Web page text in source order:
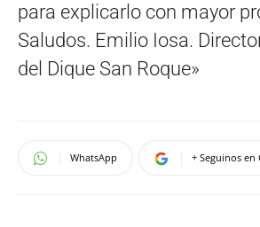
para explicarlo con mayor
Saludos. Emilio Iosa.
del Dique San Roque»
WhatsApp + Seguinos en